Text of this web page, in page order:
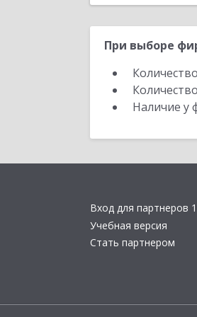
При выборе
Наличие у
Вход для партнеров
Учебная версия
Стать партнером